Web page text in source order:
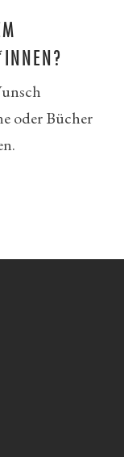
oder Bücher